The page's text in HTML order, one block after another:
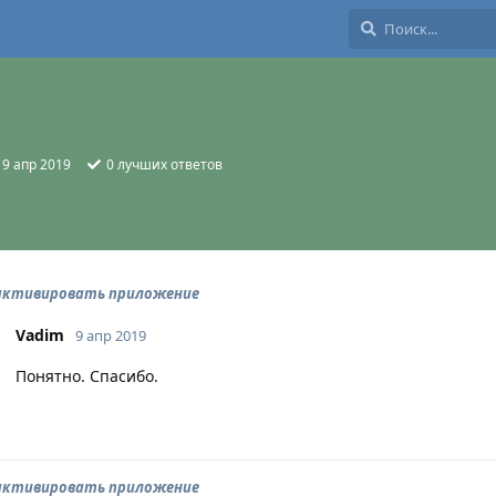
9 апр 2019 0лучших ответов
приложение
Vadim 9 апр 2019
Понятно. Спасибо.
приложение